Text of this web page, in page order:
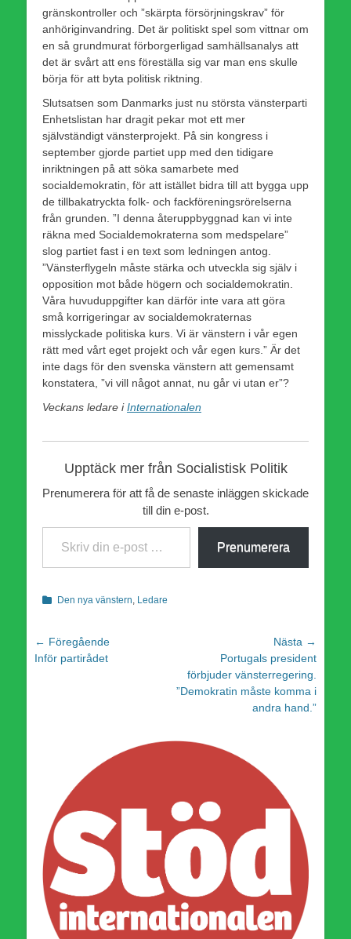
gränskontroller och ”skärpta försörjningskrav” för
anhöriginvandring. Det är politiskt spel som vittnar om
en så grundmurat förborgerligad samhällsanalys att
det är svårt att ens föreställa sig var man ens skulle
börja för att byta politisk riktning.
Slutsatsen som Danmarks just nu största vänsterparti
Enhetslistan har dragit pekar mot ett mer
självständigt vänsterprojekt. På sin kongress i
september gjorde partiet upp med den tidigare
inriktningen på att söka samarbete med
socialdemokratin, för att istället bidra till att bygga upp
de tillbakatryckta folk- och fackföreningsrörelserna
från grunden. ”I denna återuppbyggnad kan vi inte
räkna med Socialdemokraterna som medspelare”
slog partiet fast i en text som ledningen antog.
”Vänsterflygeln måste stärka och utveckla sig själv i
opposition mot både högern och socialdemokratin.
Våra huvuduppgifter kan därför inte vara att göra
små korrigeringar av socialdemokraternas
misslyckade politiska kurs. Vi är vänstern i vår egen
rätt med vårt eget projekt och vår egen kurs.” Är det
inte dags för den svenska vänstern att gemensamt
konstatera, ”vi vill något annat, nu går vi utan er”?
Veckans ledare iInternationalen
Upptäck mer från Socialistisk Politik
Prenumerera för att få de senaste inläggen skickade
till din e-post.
Skriv din e-post …
Prenumerera
Kategorier
Den nya vänstern Ledare
Inläggsnavigering
← Föregående
Föregående
Inför partirådet
Nästa →
inlägg:
Portugals president
förbjuder vänsterregering.
”Demokratin måste komma i
andra hand.”